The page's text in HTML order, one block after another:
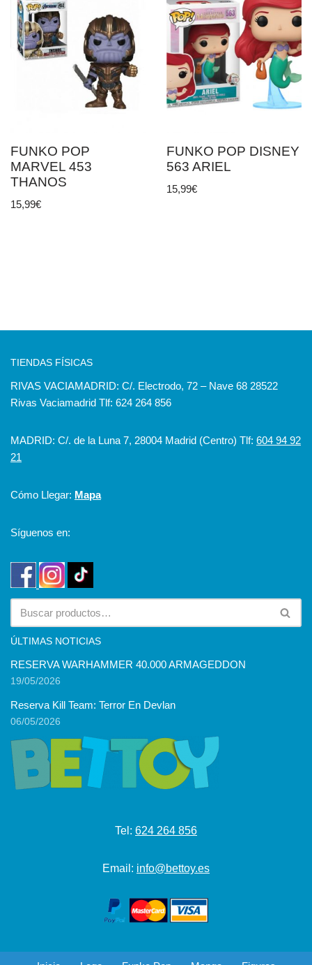
FUNKO POP
MARVEL 453
THANOS
15,99€
FUNKO POP DISNEY
563 ARIEL
15,99€
TIENDAS FÍSICAS
RIVAS VACIAMADRID: C/. Electrodo, 72 – Nave 68 28522
Rivas Vaciamadrid Tlf: 624 264 856
MADRID: C/. de la Luna 7, 28004 Madrid (Centro) Tlf: 604 94 92
21
Cómo Llegar: Mapa
Síguenos en:
ÚLTIMAS NOTICIAS
RESERVA WARHAMMER 40.000 ARMAGEDDON
19/05/2026
Reserva Kill Team: Terror En Devlan
06/05/2026
Tel: 624 264 856
Email: info@bettoy.es